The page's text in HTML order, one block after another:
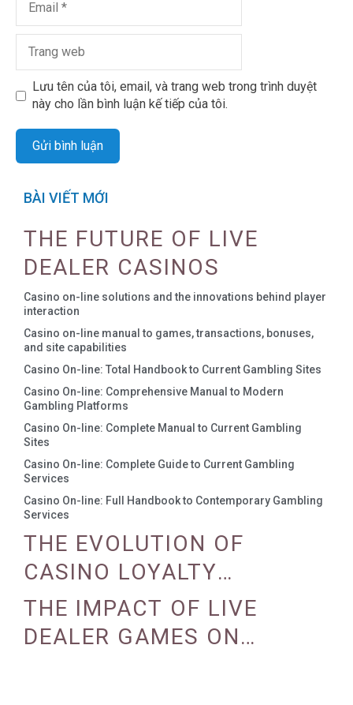
Lưu tên của tôi, email, và trang web trong trình duyệt
này cho lần bình luận kế tiếp của tôi.
BÀI VIẾT MỚI
THE FUTURE OF LIVE
DEALER CASINOS
Casino on-line solutions and the innovations behind player
interaction
Casino on-line manual to games, transactions, bonuses,
and site capabilities
Casino On-line: Total Handbook to Current Gambling Sites
Casino On-line: Comprehensive Manual to Modern
Gambling Platforms
Casino On-line: Complete Manual to Current Gambling
Sites
Casino On-line: Complete Guide to Current Gambling
Services
Casino On-line: Full Handbook to Contemporary Gambling
Services
THE EVOLUTION OF
CASINO LOYALTY
PROGRAMS
THE IMPACT OF LIVE
DEALER GAMES ON